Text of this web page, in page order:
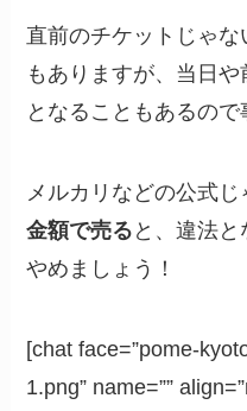
直前のチケットじゃ
もありますが、当日
となることもあるので
メルカリなどの公式
金額で売る と、違法
やめましょう！
[chat face=”pome-
1.png” name=””